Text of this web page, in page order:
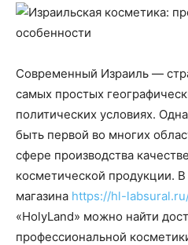
Современный Израиль —
самых простых
политических условиях.
быть первой во многих
сфере производства
косметической продукции. В
магазина https://hl-
«HolyLand» можно найти
профессиональной